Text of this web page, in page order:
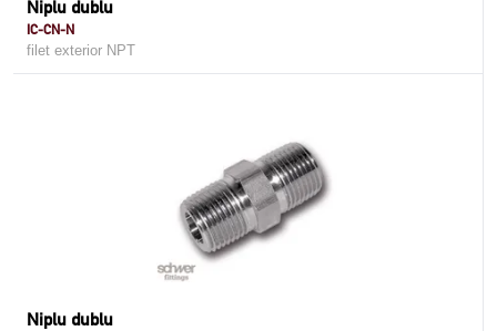
Niplu dublu
IC-CN-N
filet exterior NPT
Niplu dublu